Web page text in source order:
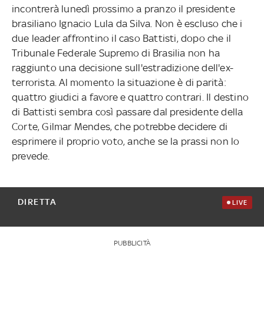
incontrerà lunedì prossimo a pranzo il presidente
brasiliano Ignacio Lula da Silva. Non è escluso che i
due leader affrontino il caso Battisti, dopo che il
Tribunale Federale Supremo di Brasilia non ha
raggiunto una decisione sull'estradizione dell'ex-
terrorista. Al momento la situazione è di parità:
quattro giudici a favore e quattro contrari. Il destino
di Battisti sembra così passare dal presidente della
Corte, Gilmar Mendes, che potrebbe decidere di
esprimere il proprio voto, anche se la prassi non lo
prevede.
DIRETTA LIVE
PUBBLICITÀ